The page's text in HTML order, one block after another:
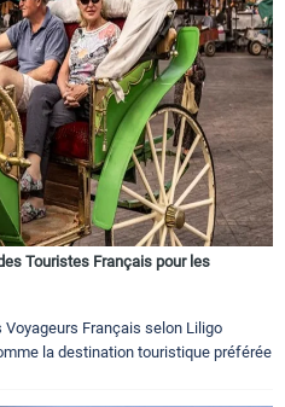
Touristes Français pour les
Français selon Liligo
la destination touristique préférée